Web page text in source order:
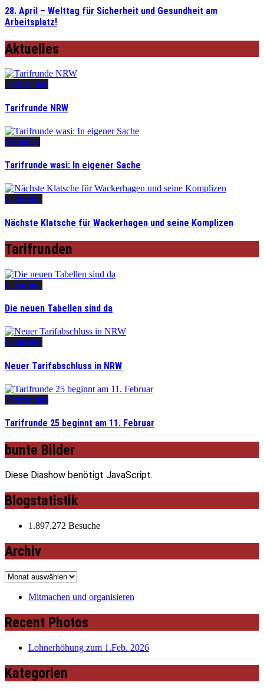
28. April – Welttag für Sicherheit und Gesundheit am
Arbeitsplatz!
Aktuelles
Tarifrunden
Tarifrunde NRW
Aktuelles
Tarifrunde wasi: In eigener Sache
Leitartikel
Nächste Klatsche für Wackerhagen und seine Komplizen
Tarifrunden
Leitartikel
Die neuen Tabellen sind da
Leitartikel
Neuer Tarifabschluss in NRW
Tarifrunden
Tarifrunde 25 beginnt am 11. Februar
bunte Bilder
Diese Diashow benötigt JavaScript.
Blogstatistik
1.897.272 Besuche
Archiv
Archiv
Mitmachen und organisieren
Recent Photos
Lohnerhöhung zum 1.Feb. 2026
Kategorien